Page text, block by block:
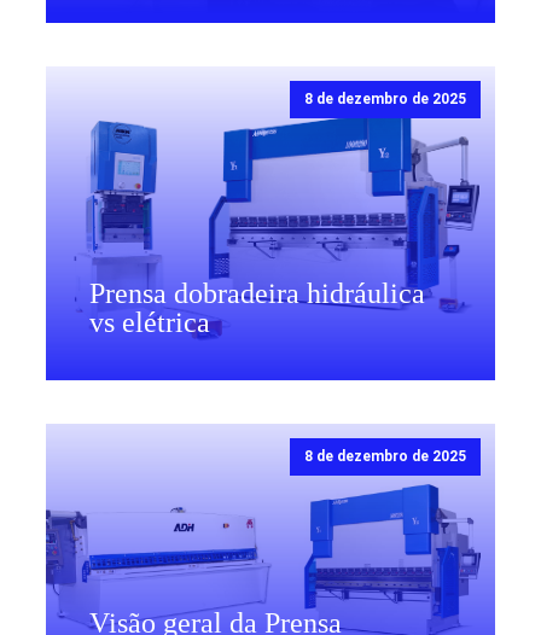
8 de dezembro de 2025
Prensa dobradeira hidráulica
vs elétrica
8 de dezembro de 2025
Visão geral da Prensa